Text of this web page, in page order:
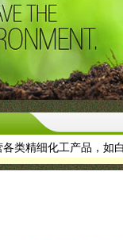
类精细化工产品，如